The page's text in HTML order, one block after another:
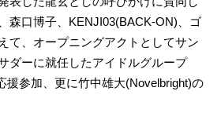
森口博子、KENJI03(BACK-ON)、ゴ
て、オープニングアクトとしてサン
ダーに就任したアイドルグループ
援参加、更に竹中雄大(Novelbright)の